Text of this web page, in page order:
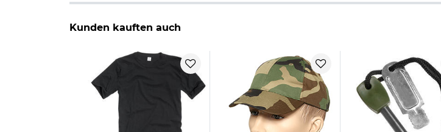
Kunden kauften auch